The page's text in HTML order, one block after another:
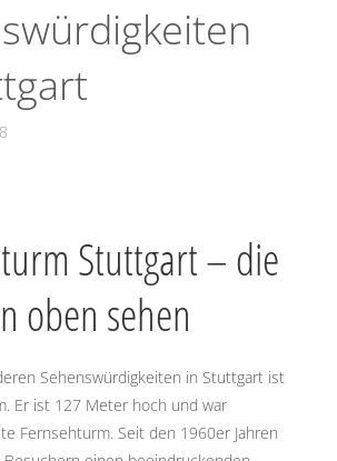
Stuttgart – die
oben sehen
Sehenswürdigkeiten in Stuttgart ist
Er ist 127 Meter hoch und war
Fernsehturm. Seit den 1960er Jahren